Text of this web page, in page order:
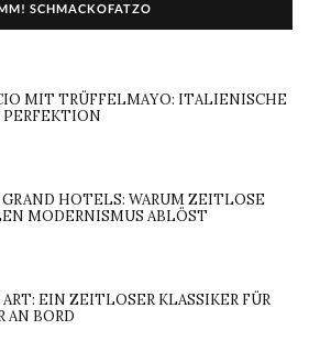
SCHMACKOFATZO
MIT TRÜFFELMAYO: ITALIENISCHE
GRAND HOTELS: WARUM ZEITLOSE
MODERNISMUS ABLÖST
EIN ZEITLOSER KLASSIKER FÜR
AN BORD